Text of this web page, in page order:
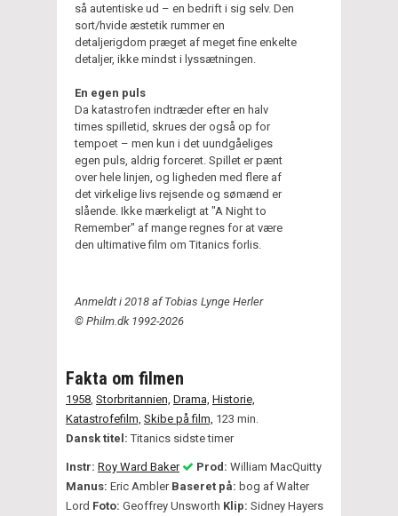
så autentiske ud – en bedrift i sig selv. Den
sort/hvide æstetik rummer en
detaljerigdom præget af meget fine enkelte
detaljer, ikke mindst i lyssætningen.
En egen puls
Da katastrofen indtræder efter en halv
times spilletid, skrues der også op for
tempoet – men kun i det uundgåeliges
egen puls, aldrig forceret. Spillet er pænt
over hele linjen, og ligheden med flere af
det virkelige livs rejsende og sømænd er
slående. Ikke mærkeligt at "A Night to
Remember" af mange regnes for at være
den ultimative film om Titanics forlis.
Anmeldt i 2018 af Tobias Lynge Herler
© Philm.dk 1992-2026
Fakta om filmen
1958 Storbritannien, Drama, Historie,
Katastrofefilm, Skibe på film, 123 min.
Dansk titel:Titanics sidste timer
Instr: Roy Ward Baker Prod: William MacQuitty
Manus: Eric Ambler Baseret på: bog af Walter
Lord Foto: Geoffrey Unsworth Klip: Sidney Hayers